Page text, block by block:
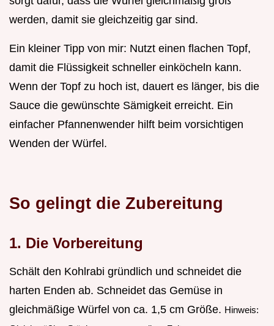
werden, damit sie gleichzeitig gar sind.
Ein kleiner Tipp von mir: Nutzt einen flachen Topf,
damit die Flüssigkeit schneller einköcheln kann.
Wenn der Topf zu hoch ist, dauert es länger, bis die
Sauce die gewünschte Sämigkeit erreicht. Ein
einfacher Pfannenwender hilft beim vorsichtigen
Wenden der Würfel.
So gelingt die Zubereitung
1. Die Vorbereitung
Schält den Kohlrabi gründlich und schneidet die
harten Enden ab. Schneidet das Gemüse in
gleichmäßige Würfel von ca. 1,5 cm Größe. Hinweis: